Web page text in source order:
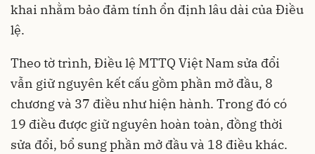
khai nhằm bảo đảm tính ổn định lâu dài của Điều
lệ.
Theo tờ trình, Điều lệ MTTQ Việt Nam sửa đổi
vẫn giữ nguyên kết cấu gồm phần mở đầu, 8
chương và 37 điều như hiện hành. Trong đó có
19 điều được giữ nguyên hoàn toàn, đồng thời
sửa đổi, bổ sung phần mở đầu và 18 điều khác.